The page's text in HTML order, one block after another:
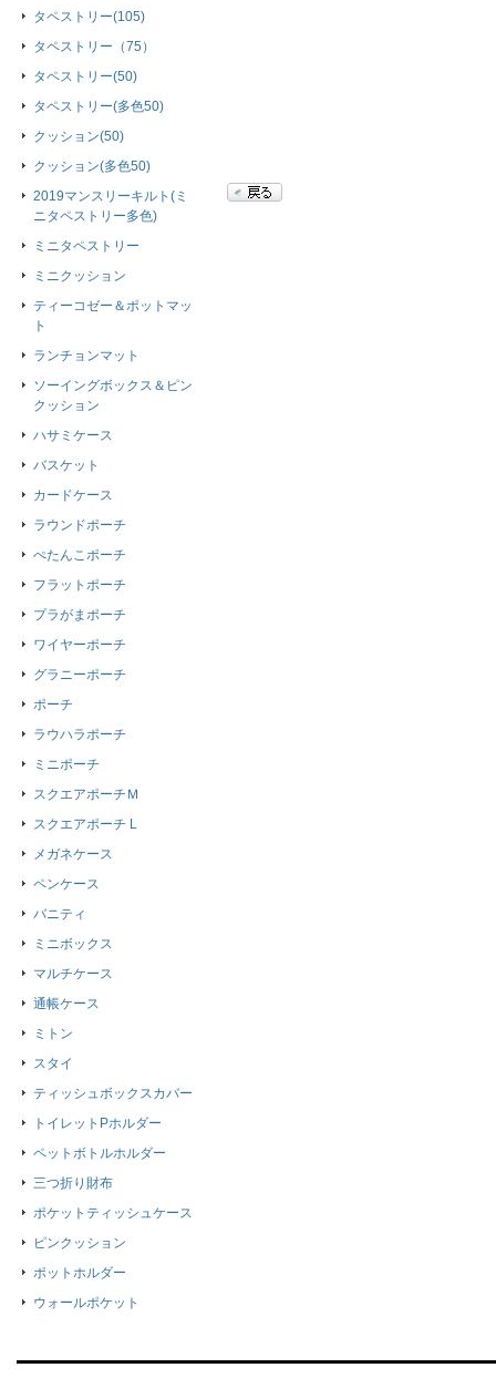
タペストリー(105)
タペストリー（75）
タペストリー(50)
タペストリー(多色50)
クッション(50)
クッション(多色50)
2019マンスリーキルト(ミ
ニタペストリー多色)
ミニタペストリー
ミニクッション
ティーコゼー＆ポットマッ
ト
ランチョンマット
ソーイングボックス＆ピン
クッション
ハサミケース
バスケット
カードケース
ラウンドポーチ
ぺたんこポーチ
フラットポーチ
プラがまポーチ
ワイヤーポーチ
グラニーポーチ
ポーチ
ラウハラポーチ
ミニポーチ
スクエアポーチＭ
スクエアポーチ L
メガネケース
ペンケース
バニティ
ミニボックス
マルチケース
通帳ケース
ミトン
スタイ
ティッシュボックスカバー
トイレットPホルダー
ペットボトルホルダー
三つ折り財布
ポケットティッシュケース
ピンクッション
ポットホルダー
ウォールポケット